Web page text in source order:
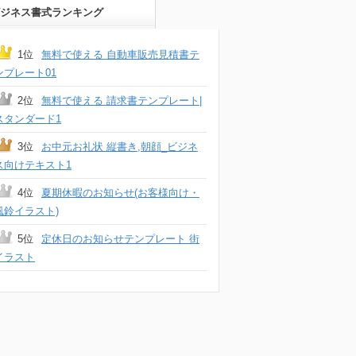
ネス書式ランキング
1位
無料で使える 自動車販売見積書テ
プレート01
2位
無料で使える 請求書テンプレート|
タンダード1
3位
お中元お礼状 縦書き,朝顔_ビジネ
向けテキスト1
4位
夏期休暇のお知らせ(お客様向け・
鈴イラスト)
5位
定休日のお知らせテンプレート 街
ラスト